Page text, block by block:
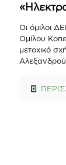
Οι όμιλοι
Ομίλου
μετοχικό